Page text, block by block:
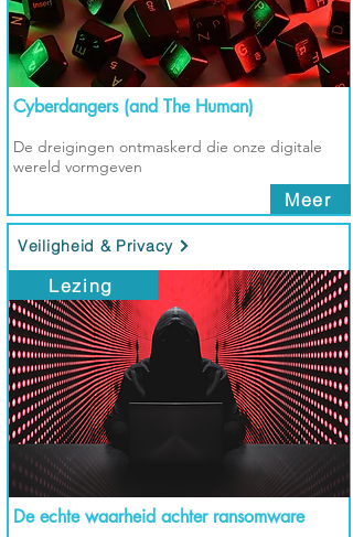
Cyberdangers (and The Human)
De dreigingen ontmaskerd die onze digitale
wereld vormgeven
Meer
Veiligheid & Privacy
Lezing
De echte waarheid achter ransomware